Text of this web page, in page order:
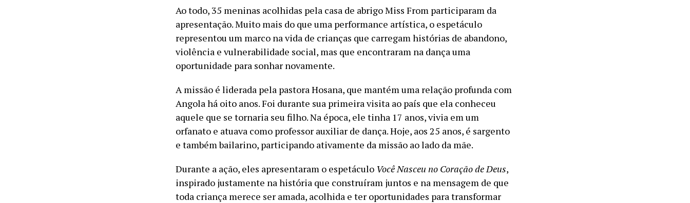
Ao todo, 35 meninas acolhidas pela casa de abrigo Miss From participaram da
apresentação. Muito mais do que uma performance artística, o espetáculo
representou um marco na vida de crianças que carregam histórias de abandono,
violência e vulnerabilidade social, mas que encontraram na dança uma
oportunidade para sonhar novamente.
A missão é liderada pela pastora Hosana, que mantém uma relação profunda com
Angola há oito anos. Foi durante sua primeira visita ao país que ela conheceu
aquele que se tornaria seu filho. Na época, ele tinha 17 anos, vivia em um
orfanato e atuava como professor auxiliar de dança. Hoje, aos 25 anos, é sargento
e também bailarino, participando ativamente da missão ao lado da mãe.
Durante a ação, eles apresentaram o espetáculo Você Nasceu no Coração de Deus,
inspirado justamente na história que construíram juntos e na mensagem de que
toda criança merece ser amada, acolhida e ter oportunidades para transformar